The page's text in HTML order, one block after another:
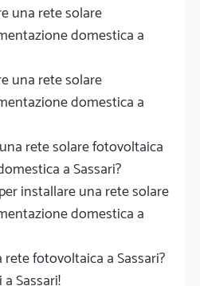
una rete solare
domestica a
una rete solare
domestica a
rete solare fotovoltaica
a Sassari?
installare una rete solare
domestica a
fotovoltaica a Sassari?
Sassari!